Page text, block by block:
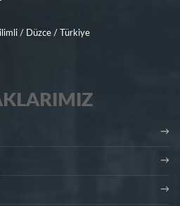
/ Düzce / Türkiye